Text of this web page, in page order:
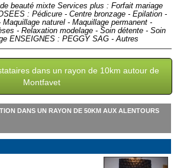
beauté mixte Services plus : Forfait mariage
: Pédicure - Centre bronzage - Epilation -
naturel - Maquillage permanent -
- Relaxation modelage - Soin détente - Soin
ENSEIGNES : PEGGY SAG - Autres
dans un rayon de 10km autour de
Montfavet
DANS UN RAYON DE 50KM AUX ALENTOURS